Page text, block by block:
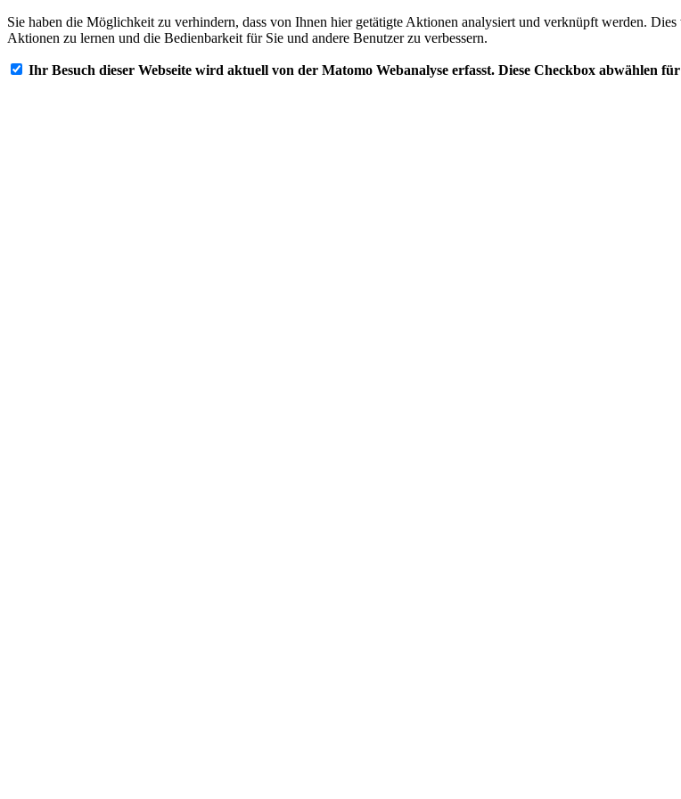
Sie haben die Möglichkeit zu verhindern, dass von Ihnen hier getätigte Aktionen analysiert und verknüpft werden.
Aktionen zu lernen und die Bedienbarkeit für Sie und andere Benutzer zu verbessern.
Ihr Besuch dieser Webseite wird aktuell von der Matomo Webanalyse erfasst. Diese Checkbox abwählen